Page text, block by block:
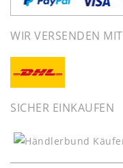
WIR VERSENDEN MIT
SICHER EINKAUFEN